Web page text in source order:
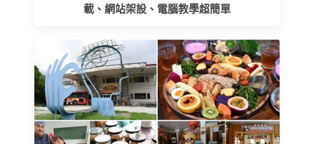
載、網站架設、電腦教學超簡單